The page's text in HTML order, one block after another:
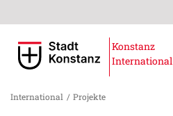
Konstanz
International
International / Projekte